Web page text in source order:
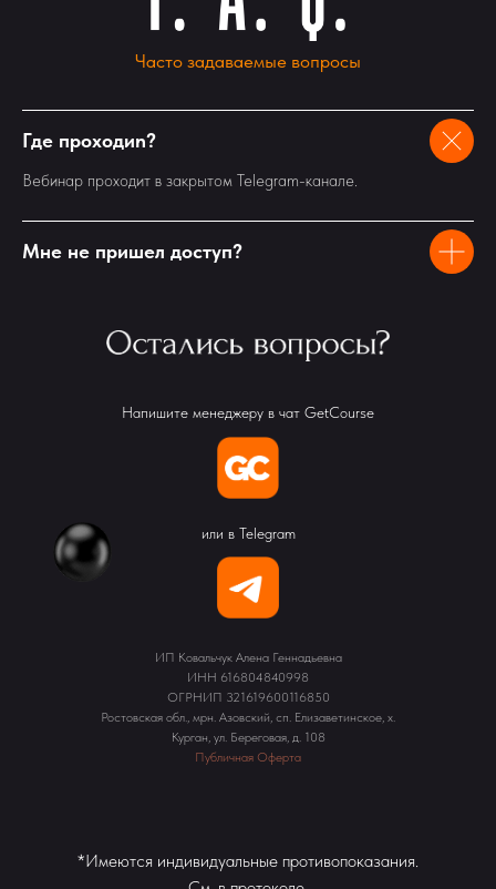
Часто задаваемые вопросы
Где проходиn?
Вебинар проходит в закрытом Telegram-канале.
Мне не пришел доступ?
Напишите менеджеру в чат GetCourse
или в Telegram
ИП Ковальчук Алена Геннадьевна
ИНН 616804840998
ОГРНИП 321619600116850
Ростовская обл., мрн. Азовский, сп. Елизаветинское, х.
Курган, ул. Береговая, д. 108
Публичная Оферта
*Имеются индивидуальные противопоказания.